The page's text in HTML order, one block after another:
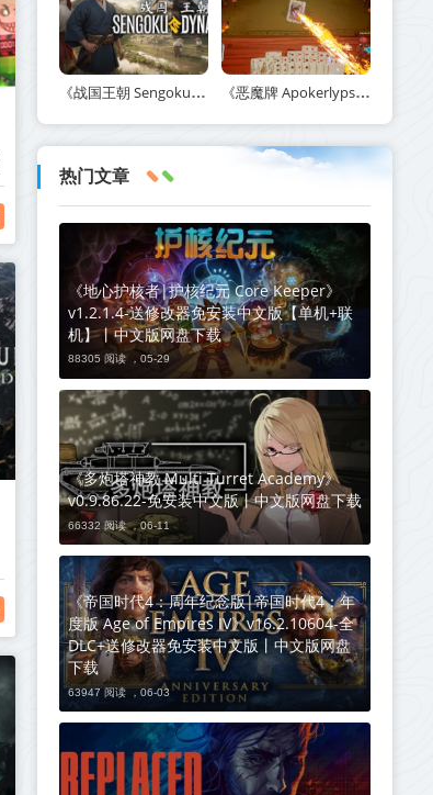
《战国王朝 Sengoku Dynasty》v1.1.0.23-全DLC+送修改器丨中文版网盘下载 《恶魔牌 Apokerlypse》v1.3.2291-免安装中文版丨中文版网盘下载
热门文章
《地心护核者|护核纪元 Core Keeper》
v1.2.1.4-送修改器免安装中文版【单机+联
机】丨中文版网盘下载
88305 阅读 ， 05-29
《多炮塔神教 Multi Turret Academy》
v0.9.86.22-免安装中文版丨中文版网盘下载
66332 阅读 ，06-11
《帝国时代4：周年纪念版|帝国时代4：年
度版 Age of Empires IV》v16.2.10604-全
DLC+送修改器免安装中文版丨中文版网盘
下载
63947 阅读 ，06-03